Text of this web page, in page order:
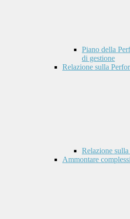
Piano della
di gestione
Relazione sulla
Relazione
Ammontare